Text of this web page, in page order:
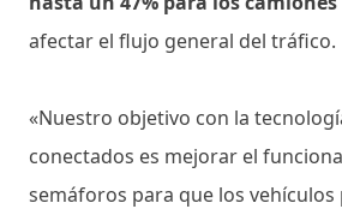
afectar el flujo general del tráfico.
«Nuestro objetivo con la
conectados es mejorar el
semáforos para que los vehículos